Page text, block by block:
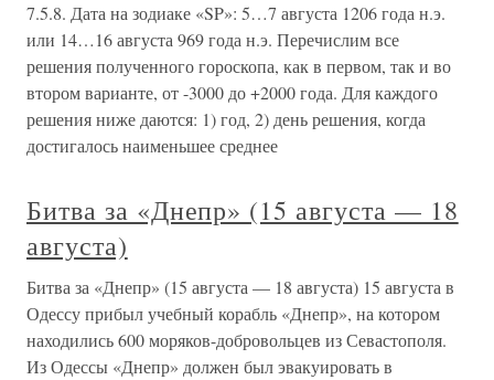
7.5.8. Дата на зодиаке «SP»: 5…7 августа 1206 года н.э.
или 14…16 августа 969 года н.э. Перечислим все
решения полученного гороскопа, как в первом, так и во
втором варианте, от -3000 до +2000 года. Для каждого
решения ниже даются: 1) год, 2) день решения, когда
достигалось наименьшее среднее
Битва за «Днепр» (15 августа — 18
августа)
Битва за «Днепр» (15 августа — 18 августа) 15 августа в
Одессу прибыл учебный корабль «Днепр», на котором
находились 600 моряков-добровольцев из Севастополя.
Из Одессы «Днепр» должен был эвакуировать в